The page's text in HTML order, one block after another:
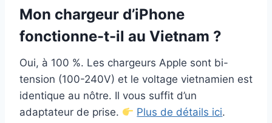
Mon chargeur d’iPhone
fonctionne-t-il au Vietnam ?
Oui, à 100 %. Les chargeurs Apple sont bi-
tension (100-240V) et le voltage vietnamien est
identique au nôtre. Il vous suffit d’un
adaptateur de prise.
Plus de détails ici.